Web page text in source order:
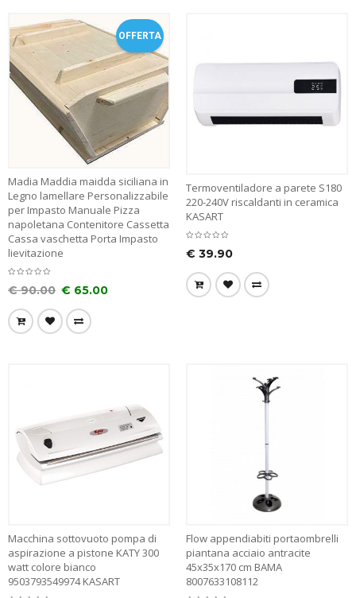
OFFERTA
Madia Maddia maidda siciliana in
Legno lamellare Personalizzabile
per Impasto Manuale Pizza
napoletana Contenitore Cassetta
Cassa vaschetta Porta Impasto
lievitazione
€90.00 € 65.00
Termoventiladore a parete S180
220-240V riscaldanti in ceramica
KASART
€ 39.90
Macchina sottovuoto pompa di
aspirazione a pistone KATY 300
watt colore bianco
9503793549974 KASART
Flow appendiabiti portaombrelli
piantana acciaio antracite
45x35x170 cm BAMA
8007633108112